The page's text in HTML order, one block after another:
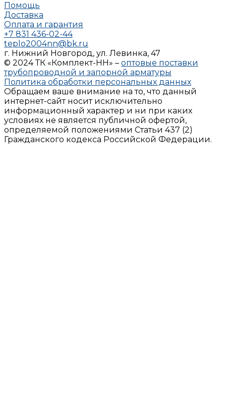
Помощь
Доставка
Оплата и гарантия
+7 831 436-02-44
teplo2004nn@bk.ru
г. Нижний Новгород, ул. Левинка, 47
© 2024 ТК «Комплект-НН» – оптовые поставки
трубопроводной и запорной арматуры
Политика обработки персональных данных
Обращаем ваше внимание на то, что данный
интернет-сайт носит исключительно
информационный характер и ни при каких
условиях не является публичной офертой,
определяемой положениями Статьи 437 (2)
Гражданского кодекса Российской Федерации.